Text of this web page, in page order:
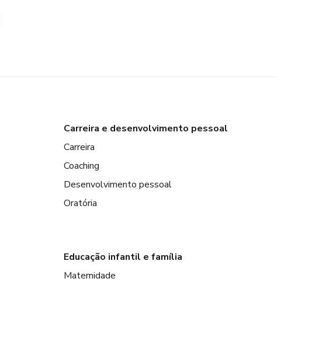
Carreira e desenvolvimento pessoal
Carreira
Coaching
Desenvolvimento pessoal
Oratória
Educação infantil e família
Maternidade